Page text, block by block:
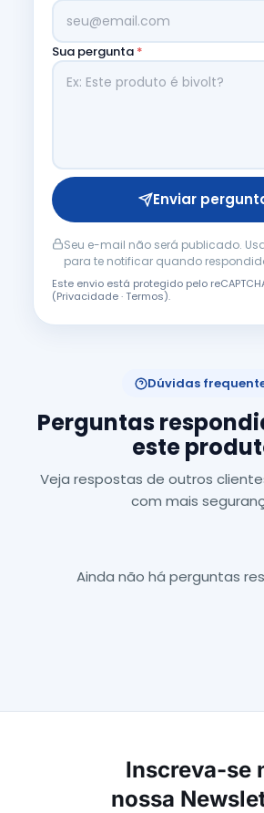
Sua pergunta *
Enviar
Seu e-mail não será publicado.
para te notificar quando
Este envio está protegido pelo
(Privacidade·Termos).
Dúvidas
Perguntas
este
Veja respostas de outros
com mais
Ainda não há perguntas
Inscreva-se
nossa